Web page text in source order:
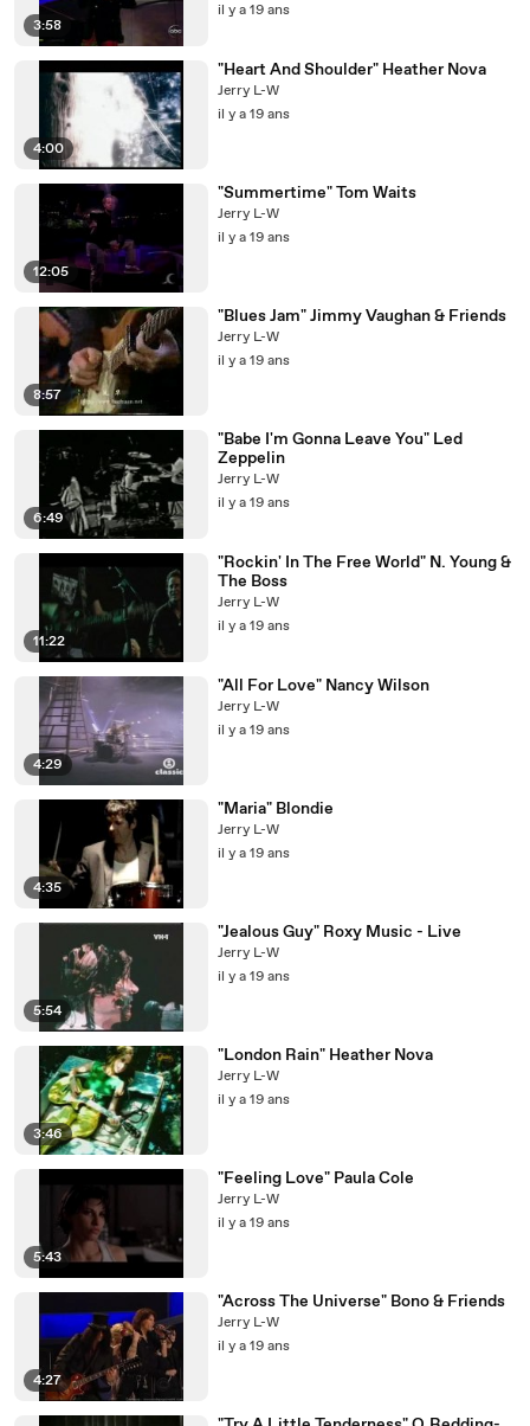
3:58
il y a 19 ans
4:00
"Heart And Shoulder" Heather Nova
Jerry L-W
il y a 19 ans
12:05
"Summertime" Tom Waits
Jerry L-W
il y a 19 ans
8:57
"Blues Jam" Jimmy Vaughan & Friends
Jerry L-W
il y a 19 ans
6:49
"Babe I'm Gonna Leave You" Led
Zeppelin
Jerry L-W
il y a 19 ans
11:22
"Rockin' In The Free World" N. Young &
The Boss
Jerry L-W
il y a 19 ans
4:29
"All For Love" Nancy Wilson
Jerry L-W
il y a 19 ans
4:35
"Maria" Blondie
Jerry L-W
il y a 19 ans
5:54
"Jealous Guy" Roxy Music - Live
Jerry L-W
il y a 19 ans
3:46
"London Rain" Heather Nova
Jerry L-W
il y a 19 ans
5:43
"Feeling Love" Paula Cole
Jerry L-W
il y a 19 ans
4:27
"Across The Universe" Bono & Friends
Jerry L-W
il y a 19 ans